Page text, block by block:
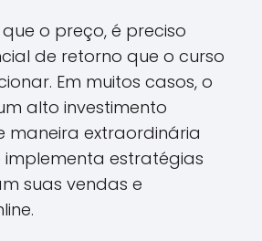
que o preço, é preciso
de retorno que o curso
Em muitos casos, o
alto investimento
maneira extraordinária
estratégias
suas vendas e